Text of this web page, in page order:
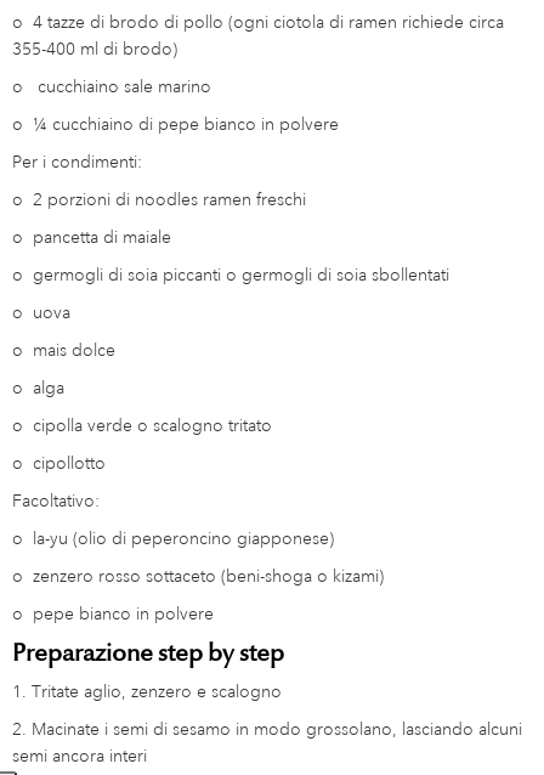
o 4 tazze di brodo di pollo (ogni ciotola di ramen richiede circa
355-400 ml di brodo)
o
cucchiaino sale marino
o ¼ cucchiaino di pepe bianco in polvere
Per i condimenti:
o 2 porzioni di noodles ramen freschi
o pancetta di maiale
o germogli di soia piccanti o germogli di soia sbollentati
o uova
o mais dolce
o alga
o cipolla verde o scalogno tritato
o cipollotto
Facoltativo:
o la-yu (olio di peperoncino giapponese)
o zenzero rosso sottaceto (beni-shoga o kizami)
o pepe bianco in polvere
Preparazione step by step
1. Tritate aglio, zenzero e scalogno
2. Macinate i semi di sesamo in modo grossolano, lasciando alcuni
semi ancora interi